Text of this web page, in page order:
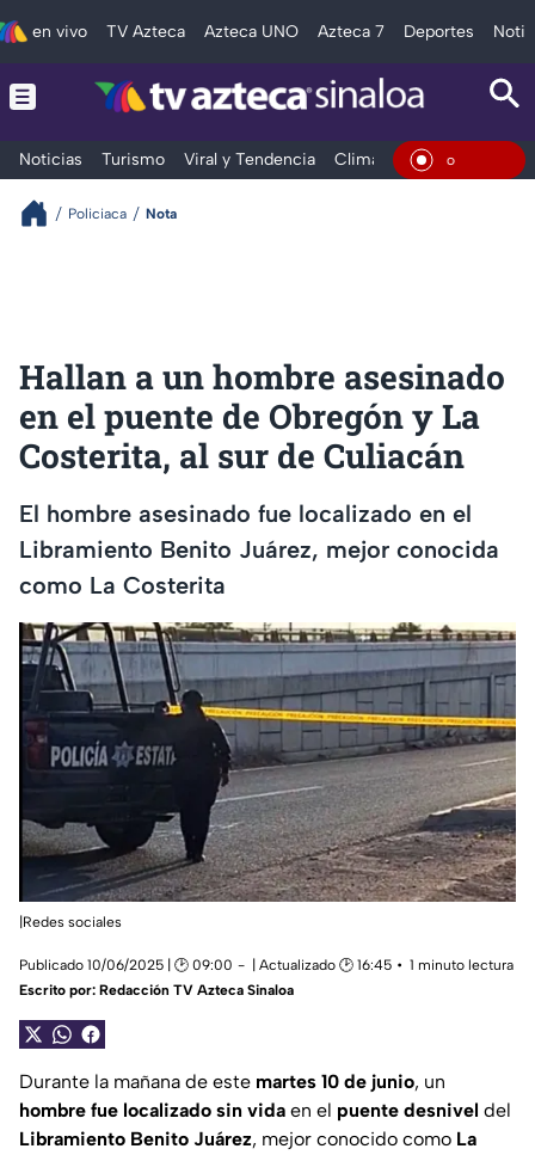
en vivo TV Azteca Azteca UNO Azteca 7 Deportes
Noticias Turismo Viral y Tendencia Clima Deportes En
Policiaca Nota
Hallan a un hombre asesinado
en el puente de Obregón y La
Costerita, al sur de Culiacán
El hombre asesinado fue localizado en el
Libramiento Benito Juárez, mejor conocida
como La Costerita
|Redes sociales
Publicado 10/06/2025 | 🕑 09:00 | Actualizado 🕑 16:45
1 minuto lectura
Escrito por: Redacción TV Azteca Sinaloa
Durante la mañana de este martes 10 de junio, un
hombre fue localizado sin vida en el puente desnivel del
Libramiento Benito Juárez, mejor conocido como La